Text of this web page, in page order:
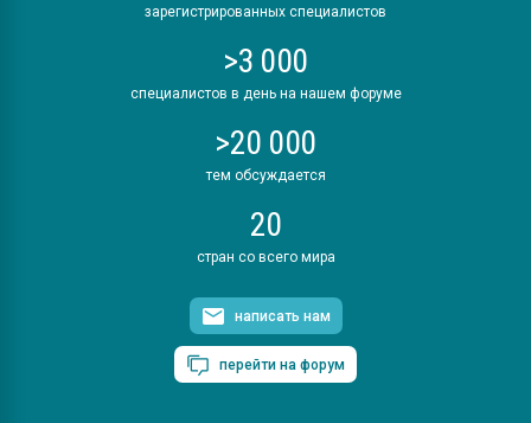
зарегистрированных специалистов
>3 000
специалистов в день на нашем форуме
>20 000
тем обсуждается
20
стран со всего мира
написать нам
перейти на форум